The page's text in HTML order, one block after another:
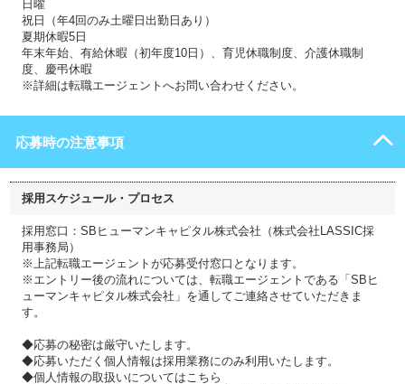
日曜
祝日（年4回のみ土曜日出勤日あり）
夏期休暇5日
年末年始、有給休暇（初年度10日）、育児休職制度、介護休職制
度、慶弔休暇
※詳細は転職エージェントへお問い合わせください。
応募時の注意事項
採用スケジュール・プロセス
採用窓口：SBヒューマンキャピタル株式会社（株式会社LASSIC採
用事務局）
※上記転職エージェントが応募受付窓口となります。
※エントリー後の流れについては、転職エージェントである「SBヒ
ューマンキャピタル株式会社」を通してご連絡させていただきま
す。
◆応募の秘密は厳守いたします。
◆応募いただく個人情報は採用業務にのみ利用いたします。
◆個人情報の取扱いについてはこちら